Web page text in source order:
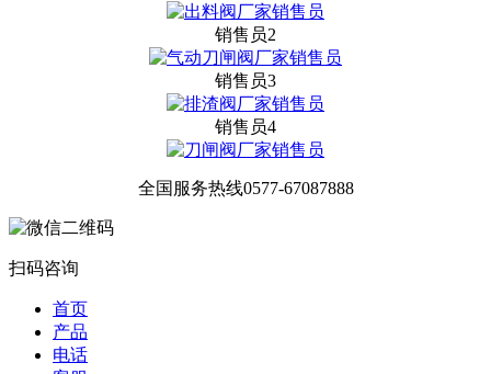
销售员2
销售员3
销售员4
全国服务热线0577-67087888
扫码咨询
首页
产品
电话